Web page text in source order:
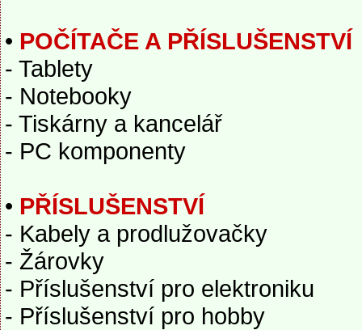
• POČÍTAČE A PŘÍSLUŠENSTVÍ
- Tablety
- Notebooky
- Tiskárny a kancelář
- PC komponenty
• PŘÍSLUŠENSTVÍ
- Kabely a prodlužovačky
- Žárovky
- Příslušenství pro elektroniku
- Příslušenství pro hobby